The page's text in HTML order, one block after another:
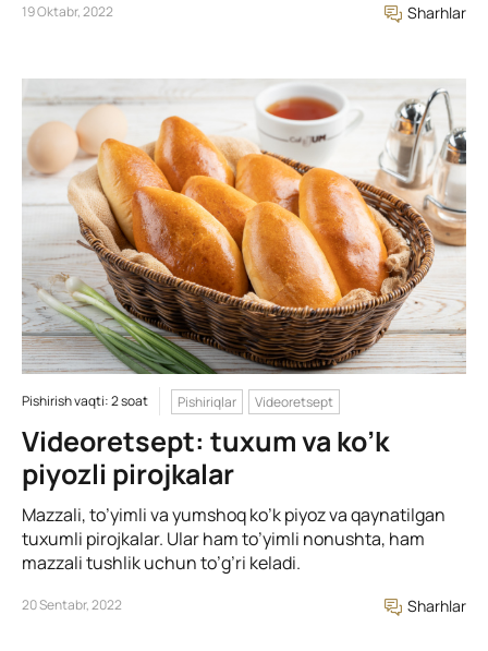
19 Oktabr, 2022 Sharhlar
Pishirish vaqti: 2 soat Pishiriqlar Videoretsept
Videoretsept: tuxum va ko’k
piyozli pirojkalar
Mazzali, to’yimli va yumshoq ko’k piyoz va qaynatilgan
tuxumli pirojkalar. Ular ham to’yimli nonushta, ham
mazzali tushlik uchun to’g’ri keladi.
20 Sentabr, 2022 Sharhlar